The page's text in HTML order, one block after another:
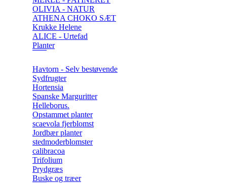
OLIVIA - NATUR
ATHENA CHOKO SÆT
Krukke Helene
ALICE - Urtefad
Planter
Havtorn - Selv bestøvende
Sydfrugter
Hortensia
Spanske Marguritter
Helleborus.
Opstammet planter
scaevola fjerblomst
Jordbær planter
stedmoderblomster
calibracoa
Trifolium
Prydgræs
Buske og træer